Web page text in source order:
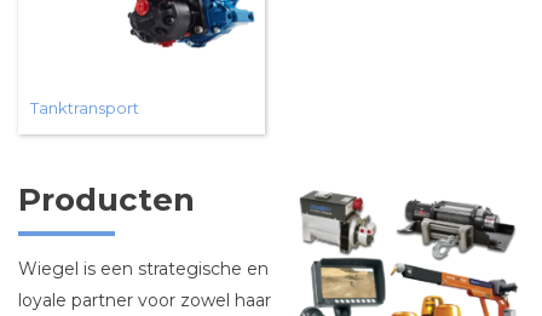
Tanktransport
Producten
Wiegel is een strategische en
loyale partner voor zowel haar